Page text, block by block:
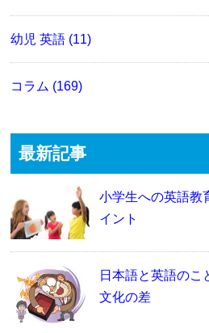
幼児 英語 (11)
コラム (169)
最新記事
小学生への英語教
イント
日本語と英語のこ
文化の差